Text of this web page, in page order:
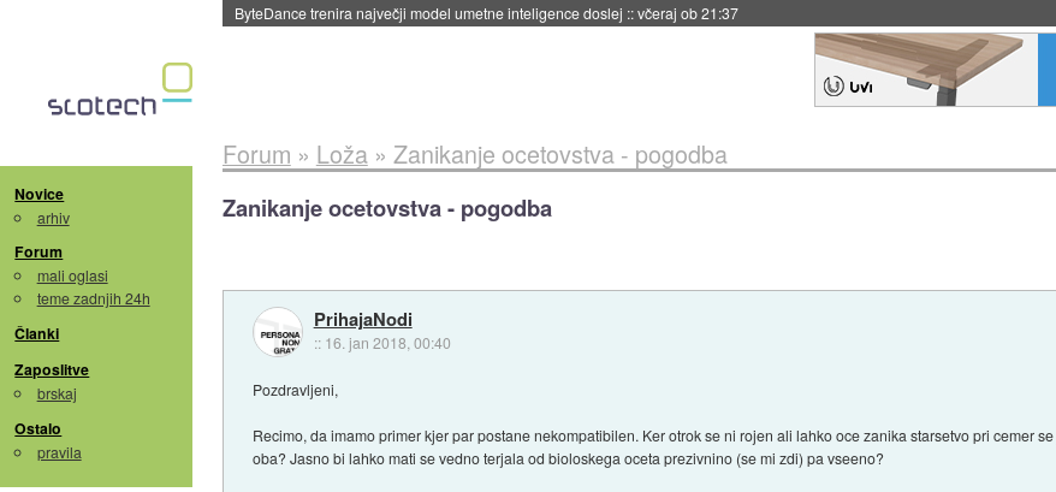
Spletne strani začele streči oglase za agente umetne inteligence::včeraj ob 21:23
Novice
arhiv
Forum
mali oglasi
teme zadnjih 24h
Članki
Zaposlitve
brskaj
Ostalo
pravila
Forum » Loža» Zanikanje ocetovstva - pogodba
Zanikanje ocetovstva - pogodba
PrihajaNodi
:: 16. jan 2018, 00:40
Pozdravljeni,
Recimo, da imamo primer kjer par postane nekompatibilen. Ker otrok se ni rojen ali lahko oce zanika starsetvo pri cemer
oba? Jasno bi lahko mati se vedno terjala od bioloskega oceta prezivnino (se mi zdi) pa vseeno?